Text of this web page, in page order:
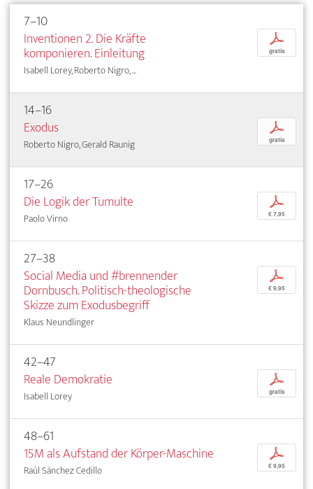
7–10
Inventionen 2. Die Kräfte
komponieren. Einleitung
Isabell Lorey, Roberto Nigro, ...
p
gratis
14–16
Exodus
Roberto Nigro, Gerald Raunig
p
gratis
17–26
Die Logik der Tumulte
Paolo Virno
p
€ 7,95
27–38
Social Media und #brennender
Dornbusch. Politisch-theologische
Skizze zum Exodusbegriff
Klaus Neundlinger
p
€ 9,95
42–47
Reale Demokratie
Isabell Lorey
p
gratis
48–61
15M als Aufstand der Körper-Maschine
Raúl Sánchez Cedillo
p
€ 9,95